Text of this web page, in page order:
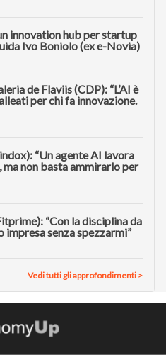
innovation hub per startup
Ivo Boniolo (ex e-Novia)
de Flaviis (CDP): “L’AI è
per chi fa innovazione.
“Un agente AI lavora
ma non basta ammirarlo per
“Con la disciplina da
senza spezzarmi”
Vedi tutti gli approfondimenti >